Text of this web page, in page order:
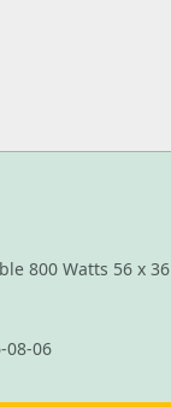
800 Watts 56 x 36
08-06